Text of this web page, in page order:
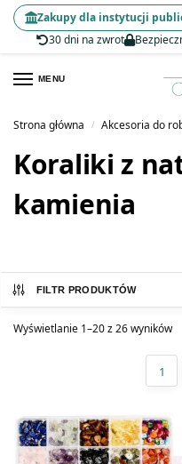
30 dni na zwrot
Zakupy dla instytucji
MENU
Strona główna / Akcesoria do
Koraliki z
kamienia
FILTR PRODUKTÓW
Wyświetlanie 1–20 z 26 wyników
1